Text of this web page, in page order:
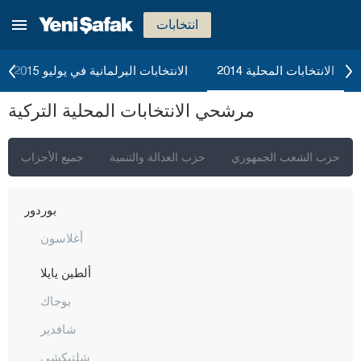
انتخابات
الانتخابات البرلمانية في يوليو 2015 الانتخابات المحلية 2014
مرشحي الانتخابات المحلية التركية
جميع الأحزاب حزب العدالة والتنمية حزب الشعب الجمهوري
باتمان
بايبورت
بيلاجيك
بينغول
بولو
بوردور
أغلاسون
ألطين يايلا
بوجاك
شافدير
شلتيكشي